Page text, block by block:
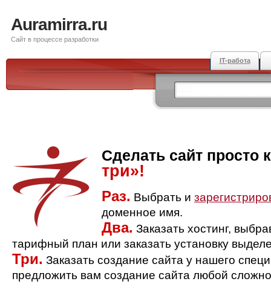
Auramirra.ru
Сайт в процессе разработки
IT-работа
Сделать сайт просто
три»!
Раз. Выбрать и
доменное имя.
Два. Заказать хостинг,
тарифный план или заказать установку
Три. Заказать создание сайта у нашего
предложить вам создание сайта любой